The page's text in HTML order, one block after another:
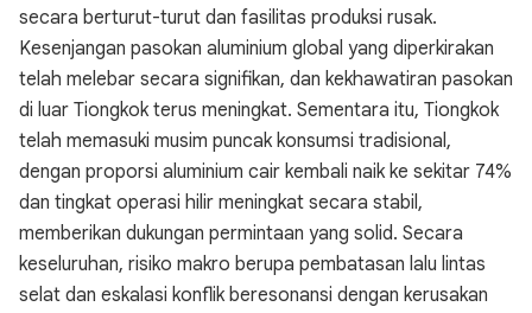
secara berturut-turut dan fasilitas produksi rusak.
Kesenjangan pasokan aluminium global yang diperkirakan
telah melebar secara signifikan, dan kekhawatiran pasokan
di luar Tiongkok terus meningkat. Sementara itu, Tiongkok
telah memasuki musim puncak konsumsi tradisional,
dengan proporsi aluminium cair kembali naik ke sekitar 74%
dan tingkat operasi hilir meningkat secara stabil,
memberikan dukungan permintaan yang solid. Secara
keseluruhan, risiko makro berupa pembatasan lalu lintas
selat dan eskalasi konflik beresonansi dengan kerusakan